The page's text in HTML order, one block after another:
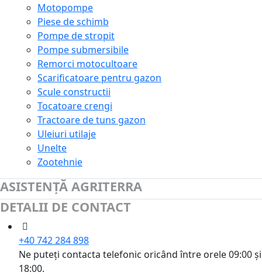
Motopompe
Piese de schimb
Pompe de stropit
Pompe submersibile
Remorci motocultoare
Scarificatoare pentru gazon
Scule constructii
Tocatoare crengi
Tractoare de tuns gazon
Uleiuri utilaje
Unelte
Zootehnie
ASISTENȚĂ AGRITERRA
DETALII DE CONTACT
+40 742 284 898
Ne puteți contacta telefonic oricând între orele 09:00 și
18:00.